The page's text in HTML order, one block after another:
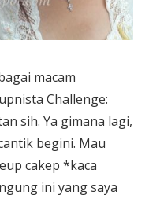
macam
Challenge:
sih. Ya gimana lagi,
begini. Mau
cakep *kaca
ini yang saya